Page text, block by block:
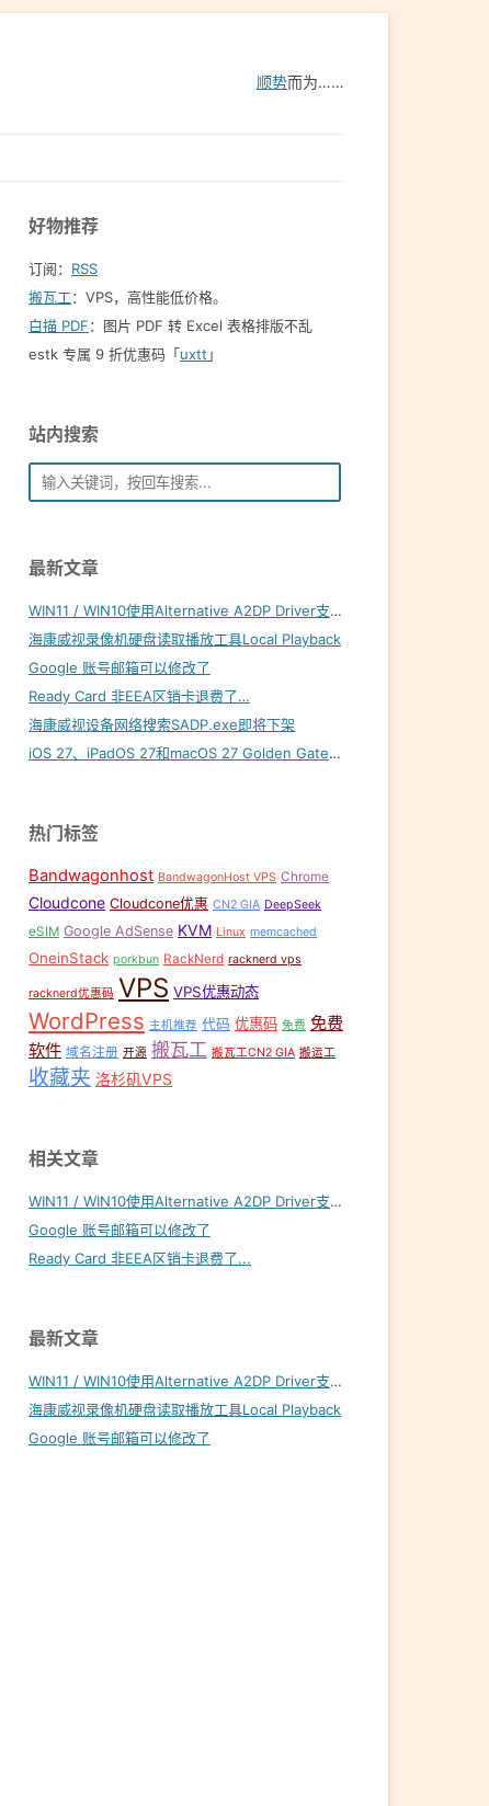
顺势而为……
好物推荐
订阅： RSS
搬瓦工：VPS，高性能低价格。️
白描 PDF：图片 PDF 转 Excel 表格排版不乱
estk 专属 9 折优惠码「uxtt 」
站内搜索
最新文章
WIN11 / WIN10使用Alternative A2DP Driver支持LDAC
海康威视录像机硬盘读取播放工具Local Playback
Google 账号邮箱可以修改了
Ready Card 非EEA区销卡退费了…
海康威视设备网络搜索SADP.exe即将下架
iOS 27、iPadOS 27和macOS 27 Golden Gate内置壁纸下载
热门标签
Bandwagonhost BandwagonHost VPS Chrome
Cloudcone Cloudcone优惠 CN2 GIA DeepSeek
eSIM Google AdSense KVM Linux memcached
OneinStack porkbun RackNerd racknerd vps
racknerd优惠码 VPS VPS优惠动态
WordPress 主机推荐 代码 优惠码 免费 免费
软件 域名注册 开源 搬瓦工 搬瓦工CN2 GIA 搬运工
收藏夹 洛杉矶VPS
相关文章
WIN11 / WIN10使用Alternative A2DP Driver支持LDAC
Google 账号邮箱可以修改了
Ready Card 非EEA区销卡退费了...
最新文章
WIN11 / WIN10使用Alternative A2DP Driver支持LDAC
海康威视录像机硬盘读取播放工具Local Playback
Google 账号邮箱可以修改了